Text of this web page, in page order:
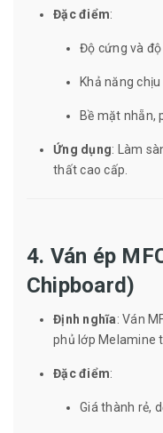
Đặc điểm:
Độ cứng và độ
Khả năng
Bề mặt nhẵn,
Ứng dụng: Làm
thất cao cấp.
4. Ván ép
Chipboard)
Định nghĩa: Ván
phủ lớp Melamine
Đặc điểm:
Giá thành rẻ,